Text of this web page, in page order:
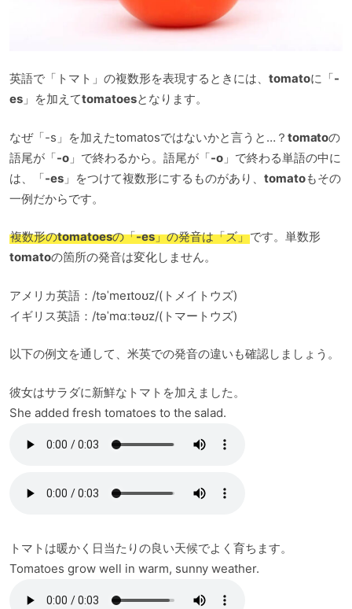
英語で「トマト」の複数形を表現するときには、 tomatoに「-
es」を加えてtomatoesとなります。
なぜ「-s」を加えたtomatosではないかと言うと…？ tomatoの
語尾が「-o」で終わるから。語尾が「-o」で終わる単語の中に
は、「-es」をつけて複数形にするものがあり、 tomatoもその
一例だからです。
複数形のtomatoesの「-es」の発音は「ズ」です。単数形
tomatoの箇所の発音は変化しません。
アメリカ英語：/təˈmeɪtoʊz/(トメイトウズ)
イギリス英語：/təˈmɑːtəʊz/(トマートウズ)
以下の例文を通して、米英での発音の違いも確認しましょう。
彼女はサラダに新鮮なトマトを加えました。
She added fresh tomatoes to the salad.
トマトは暖かく日当たりの良い天候でよく育ちます。
Tomatoes grow well in warm, sunny weather.